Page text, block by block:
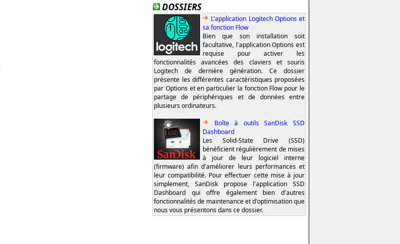
DOSSIERS
L'application Logitech Options et
sa fonction Flow
Bien que son installation soit
facultative, l'application Options est
requise pour activer les
fonctionnalités avancées des claviers et souris
Logitech de dernière génération. Ce dossier
présente les différentes caractéristiques proposées
par Options et en particulier la fonction Flow pour le
partage de périphériques et de données entre
plusieurs ordinateurs.
Boîte à outils SanDisk SSD
Dashboard
Les Solid-State Drive (SSD)
bénéficient régulièrement de mises
à jour de leur logiciel interne
(firmware) afin d'améliorer leurs performances et
leur compatibilité. Pour effectuer cette mise à jour
simplement, SanDisk propose l'application SSD
Dashboard qui offre également bien d'autres
fonctionnalités de maintenance et d'optimisation que
nous vous présentons dans ce dossier.